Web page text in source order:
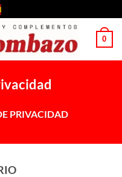
0
PRIVACIDAD